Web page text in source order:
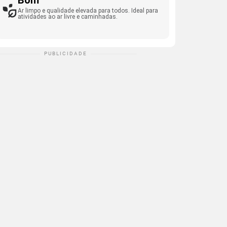
Ar limpo e qualidade elevada para todos. Ideal para
atividades ao ar livre e caminhadas.